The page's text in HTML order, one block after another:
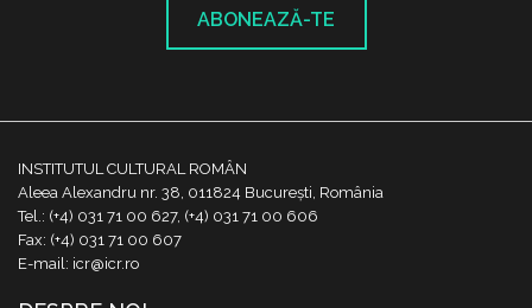
ABONEAZĂ-TE
INSTITUTUL CULTURAL ROMÂN
Aleea Alexandru nr. 38, 011824 București, România
Tel.: (+4) 031 71 00 627, (+4) 031 71 00 606
Fax: (+4) 031 71 00 607
E-mail: icr@icr.ro